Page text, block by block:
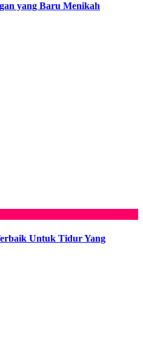
yang Baru Menikah
Untuk Tidur Yang